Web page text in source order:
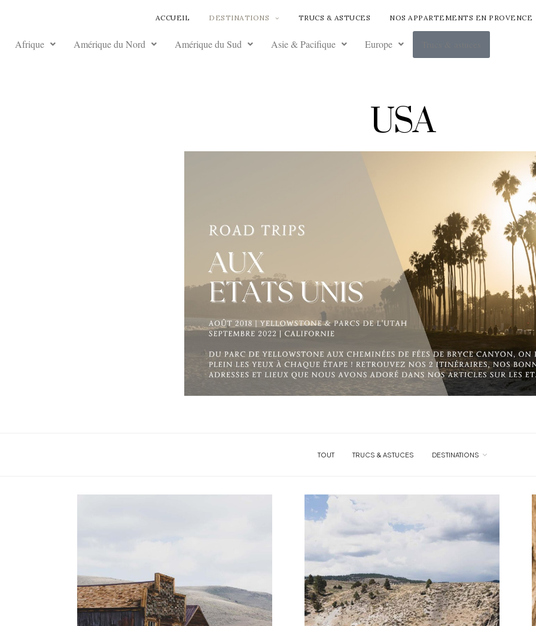
ACCUEIL DESTINATIONS TRUCS & ASTUCES NOS APPARTEMENTS EN PROVENCE
Afrique Amérique du Nord Amérique du Sud Asie & Pacifique Europe
USA
TOUT TRUCS & ASTUCES DESTINATIONS